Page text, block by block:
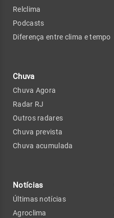
Relclima
Podcasts
Diferença entre clima e tempo
Chuva
Chuva Agora
Radar RJ
Outros radares
Chuva prevista
Chuva acumulada
Notícias
Últimas notícias
Agroclima